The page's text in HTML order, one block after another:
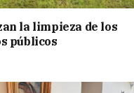
la limpieza de los
públicos